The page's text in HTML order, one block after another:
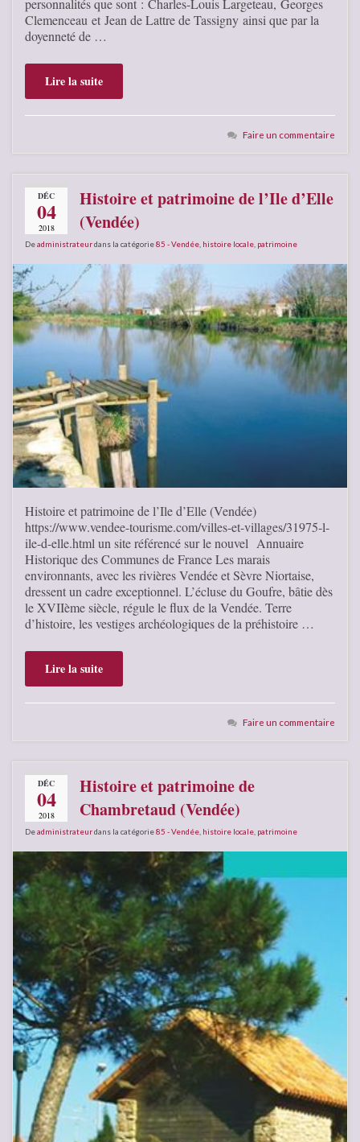
personnalités que sont : Charles-Louis Largeteau, Georges
Clemenceau et Jean de Lattre de Tassigny ainsi que par la
doyenneté de …
Lire la suite
Faire un commentaire
DÉC
04
2018
Histoire et patrimoine de l’Ile d’Elle
(Vendée)
Deadministrateurdans la catégorie85 - Vendée histoire locale patrimoine
Histoire et patrimoine de l’Ile d’Elle (Vendée)
https://www.vendee-tourisme.com/villes-et-villages/31975-l-
ile-d-elle.html un site référencé sur le nouvel Annuaire
Historique des Communes de France Les marais
environnants, avec les rivières Vendée et Sèvre Niortaise,
dressent un cadre exceptionnel. L’écluse du Goufre, bâtie dès
le XVIIème siècle, régule le flux de la Vendée. Terre
d’histoire, les vestiges archéologiques de la préhistoire …
Lire la suite
Faire un commentaire
DÉC
04
2018
Histoire et patrimoine de
Chambretaud (Vendée)
Deadministrateurdans la catégorie85 - Vendée histoire locale patrimoine